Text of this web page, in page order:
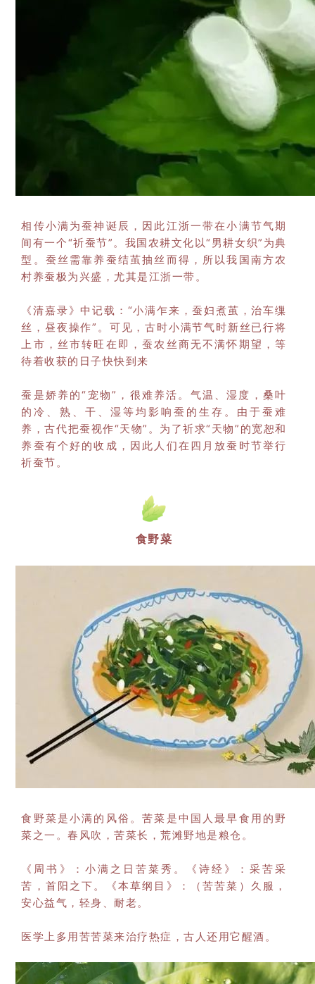
相传小满为蚕神诞辰，因此江浙一带在小满节气期
间有一个“祈蚕节”。我国农耕文化以“男耕女织”为典
型。蚕丝需靠养蚕结茧抽丝而得，所以我国南方农
村养蚕极为兴盛，尤其是江浙一带。
《清嘉录》中记载：“小满乍来，蚕妇煮茧，治车缫
丝，昼夜操作”。可见，古时小满节气时新丝已行将
上市，丝市转旺在即，蚕农丝商无不满怀期望，等
待着收获的日子快快到来
蚕是娇养的“宠物”，很难养活。气温、湿度，桑叶
的冷、熟、干、湿等均影响蚕的生存。由于蚕难
养，古代把蚕视作“天物”。为了祈求“天物”的宽恕和
养蚕有个好的收成，因此人们在四月放蚕时节举行
祈蚕节。
食野菜
食野菜是小满的风俗。苦菜是中国人最早食用的野
菜之一。春风吹，苦菜长，荒滩野地是粮仓。
《周书》：小满之日苦菜秀。《诗经》：采苦采
苦，首阳之下。《本草纲目》：（苦苦菜）久服，
安心益气，轻身、耐老。
医学上多用苦苦菜来治疗热症，古人还用它醒酒。